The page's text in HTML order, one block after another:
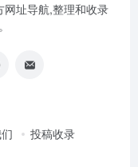
址导航,整理和收录
投稿收录